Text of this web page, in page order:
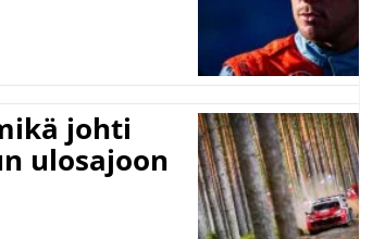
johti
ulosajoon